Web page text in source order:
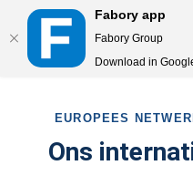
Fabory app
Fabory Group
Download in
EUROPEES
Ons